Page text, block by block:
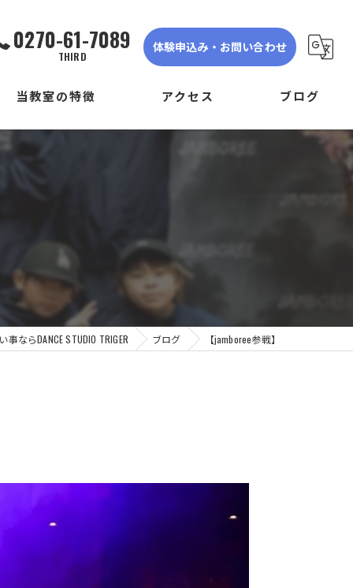
0270-61-7089
THIRD
体験申込み・お問い合わせ
当教室の特徴
ダンス
見学
アクセス ブログ
ならDANCE STUDIO TRIGER ブログ 【jamboree参戦】